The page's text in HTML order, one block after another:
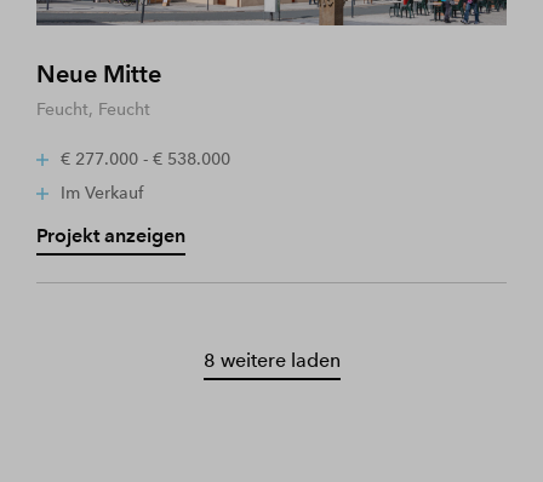
Neue Mitte
Feucht, Feucht
€ 277.000 - € 538.000
Im Verkauf
Projekt anzeigen
8 weitere laden